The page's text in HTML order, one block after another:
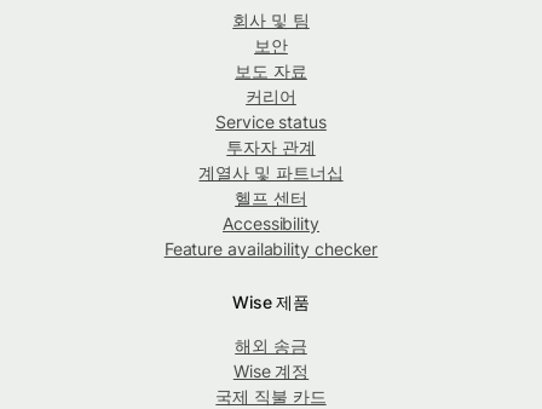
회사 및 팀
보안
보도 자료
커리어
Service status
투자자 관계
계열사 및 파트너십
헬프 센터
Accessibility
Feature availability checker
Wise 제품
해외 송금
Wise 계정
국제 직불 카드